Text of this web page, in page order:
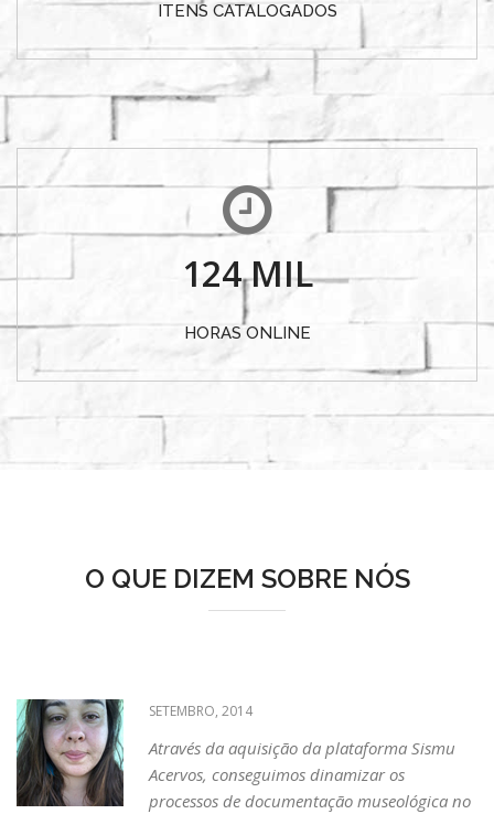
ITENS CATALOGADOS
124MIL
HORAS ONLINE
O QUE DIZEM SOBRE NÓS
SETEMBRO, 2014
Através da aquisição da plataforma Sismu
Acervos, conseguimos dinamizar os
processos de documentação museológica no